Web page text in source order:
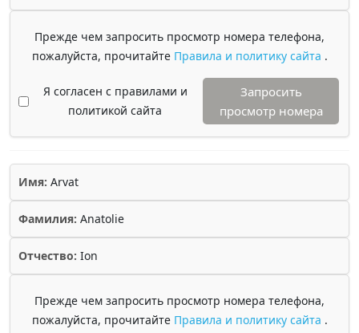
Прежде чем запросить просмотр номера телефона,
пожалуйста, прочитайте Правила и политику сайта .
Я согласен с правилами и
политикой сайта
Запросить
просмотр номера
Имя: Arvat
Фамилия: Anatolie
Отчество: Ion
Прежде чем запросить просмотр номера телефона,
пожалуйста, прочитайте Правила и политику сайта .